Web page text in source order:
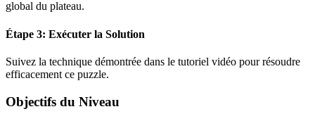
global du plateau.
Étape 3: Exécuter la Solution
Suivez la technique démontrée dans le tutoriel vidéo pour résoudre
efficacement ce puzzle.
Objectifs du Niveau